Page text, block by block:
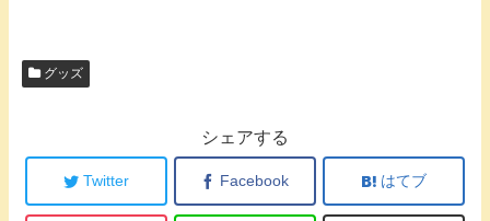
グッズ
シェアする
Twitter Facebook はてブ